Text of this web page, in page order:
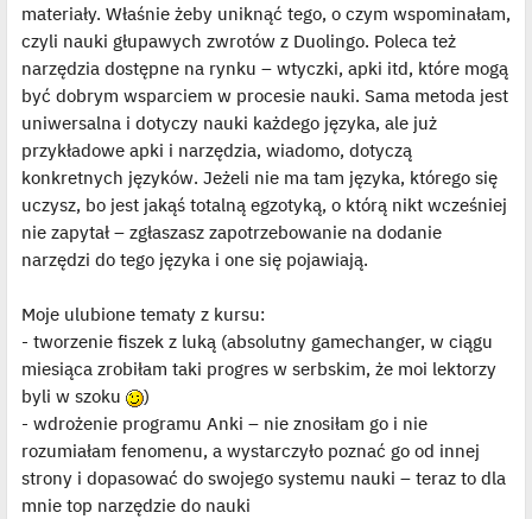
materiały. Właśnie żeby uniknąć tego, o czym wspominałam,
czyli nauki głupawych zwrotów z Duolingo. Poleca też
narzędzia dostępne na rynku – wtyczki, apki itd, które mogą
być dobrym wsparciem w procesie nauki. Sama metoda jest
uniwersalna i dotyczy nauki każdego języka, ale już
przykładowe apki i narzędzia, wiadomo, dotyczą
konkretnych języków. Jeżeli nie ma tam języka, którego się
uczysz, bo jest jakąś totalną egzotyką, o którą nikt wcześniej
nie zapytał – zgłaszasz zapotrzebowanie na dodanie
narzędzi do tego języka i one się pojawiają.
Moje ulubione tematy z kursu:
- tworzenie fiszek z luką (absolutny gamechanger, w ciągu
miesiąca zrobiłam taki progres w serbskim, że moi lektorzy
byli w szoku
)
- wdrożenie programu Anki – nie znosiłam go i nie
rozumiałam fenomenu, a wystarczyło poznać go od innej
strony i dopasować do swojego systemu nauki – teraz to dla
mnie top narzędzie do nauki